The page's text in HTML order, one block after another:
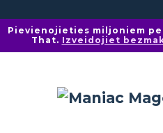
Pievienojieties miljoniem
That. Izveidojiet